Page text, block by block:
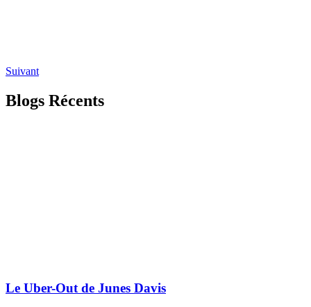
Suivant
Blogs Récents
Le Uber-Out de Junes Davis